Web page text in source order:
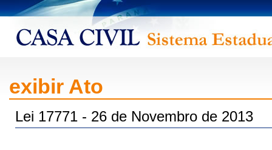
exibir Ato
Lei 17771 - 26 de Novembro de 2013